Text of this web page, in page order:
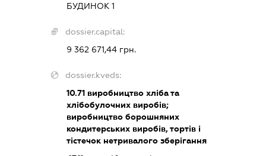
БУДИНОК 1
dossier.capital:
9 362 671,44 грн.
dossier.kveds:
10.71виробництво хліба та
хлібобулочних виробів;
виробництво борошняних
кондитерських виробів, тортів і
тістечок нетривалого зберігання